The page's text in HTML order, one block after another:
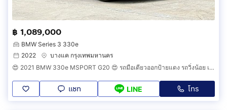
฿ 1,089,000
BMW Series 3 330e
2022
บางแค กรุงเทพมหานคร
😍 2021 BMW 330e MSPORT G20 😍 รถมือเดียวออกป้ายแดง รถวิ่งน้อย เข้าศูนย์ทุกระยะ รถไม่เคยมีอุบัติเหตุครับ
แชท LINE โทร